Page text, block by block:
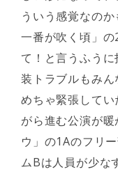
ういう感覚なの
一番が吹く頃」の
て！と言うふう
装トラブルもみ
めちゃ緊張して
がら進む公演が
ウ」の1Aのフリ
ムBは人員が少な